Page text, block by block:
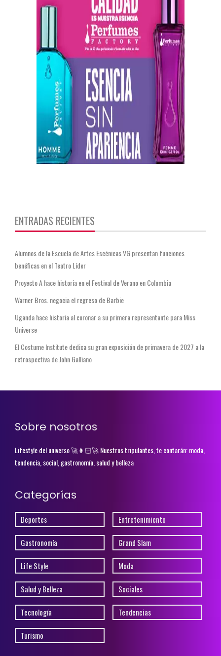
ENTRADAS RECIENTES
Alumnos de la Escuela de Artes Escénicas VG presentan funciones
benéficas en el Teatro Líder
Proyecto A hace historia en el Festival de Verano en Colombia
Warner Bros. negocia el regreso de Barbie
Uganda hace historia al coronar a su primera representante para Miss
Universe
El Costume Institute dedica su gran exposición de primavera de 2027 a la
retrospectiva de John Galliano
Sobre nosotros
Lifestyle del universo 🚀👩🏻‍🚀 Nuestros tripulantes, te contarán: moda,
tendencia, social, gastronomía, salud y belleza
Categorías
Deportes Entretenimiento
Gastronomía Grand Slam
Life Style Moda
Salud y Belleza Sociales
Tecnología Tendencias
Turismo